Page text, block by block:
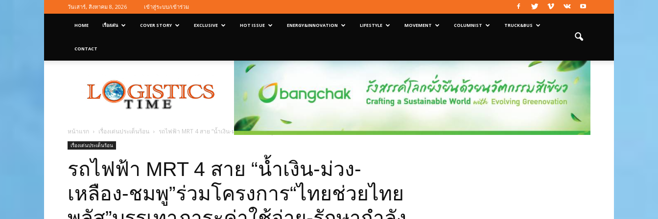
วันเสาร์, สิงหาคม 8, 2026 เข้าสู่ระบบ/เข้าร่วม
HOME เรื่องเด่น COVER STORY EXCLUSIVE HOT ISSUE ENERGY&INNOVATION LIFESTYLE MOVEMENT COLUMNIST TRUCK&BUS
CONTACT
Magazine
หน้าแรก เรื่องเด่นประเด็นร้อน รถไฟฟ้า MRT 4 สาย “น้ำเงิน-ม่วง-เหลือง-ชมพู”ร่วมโครงการ“ไทยช่วยไทย พลัส”บรรเทาภาระค่าใช้จ่าย-รักษากำลังซื้อปชช.
เรื่องเด่นประเด็นร้อน
รถไฟฟ้า MRT 4 สาย “น้ำเงิน-ม่วง-
เหลือง-ชมพู”ร่วมโครงการ“ไทยช่วยไทย